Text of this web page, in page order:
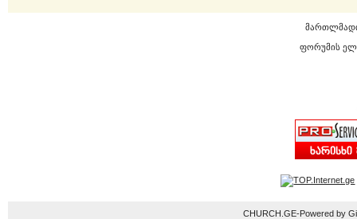
ფორუმის
CHURCH.GE-Powered by